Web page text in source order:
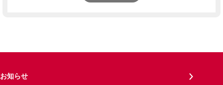
お知らせ